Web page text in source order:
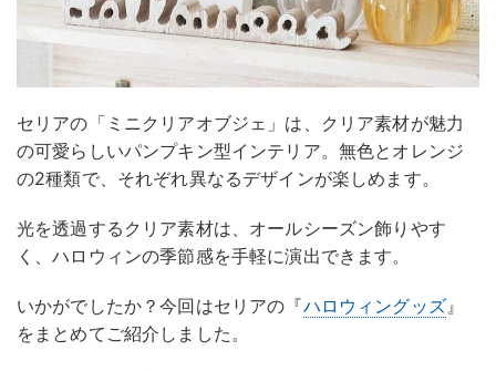
セリアの「ミニクリアオブジェ」は、クリア素材が魅力
の可愛らしいパンプキン型インテリア。無色とオレンジ
の2種類で、それぞれ異なるデザインが楽しめます。
光を透過するクリア素材は、オールシーズン飾りやす
く、ハロウィンの季節感を手軽に演出できます。
いかがでしたか？今回はセリアの『ハロウィングッズ』
をまとめてご紹介しました。